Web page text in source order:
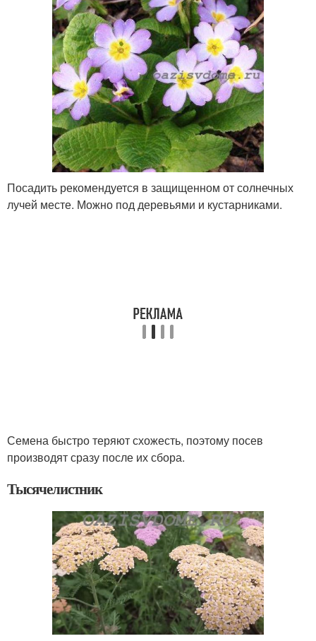
Посадить рекомендуется в защищенном от солнечных
лучей месте. Можно под деревьями и кустарниками.
Семена быстро теряют схожесть, поэтому посев
производят сразу после их сбора.
Тысячелистник